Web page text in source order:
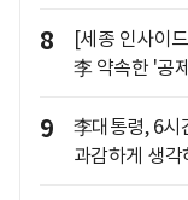
8
[세종 인사이
李 약속한 '공
9
李대통령, 6
과감하게 생